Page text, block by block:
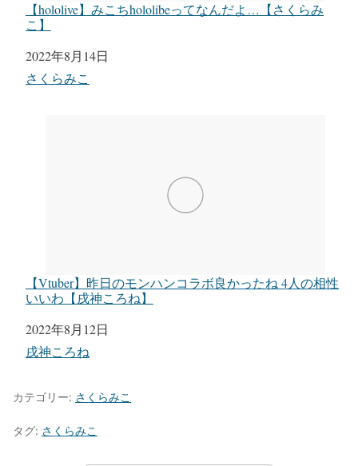
【hololive】みこちhololibeってなんだよ…【さくらみ
こ】
日付
2022年8月14日
関連理由
さくらみこ
【Vtuber】昨日のモンハンコラボ良かったね 4人の相性
いいわ【戌神ころね】
日付
2022年8月12日
関連理由
戌神ころね
カテゴリー: さくらみこ
タグ: さくらみこ